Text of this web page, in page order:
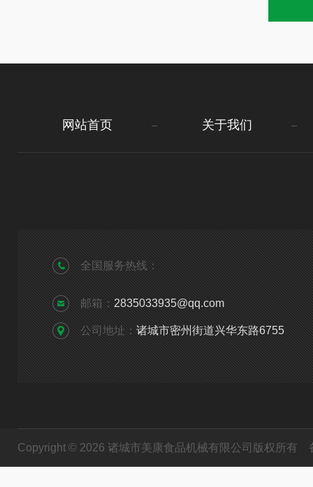
网站首页 关于我们
全国服务热线：
邮箱： 2835033935@qq.com
公司地址： 诸城市密州街道兴华东路6755
Copyright © 2026 诸城市美康食品机械有限公司版权所有